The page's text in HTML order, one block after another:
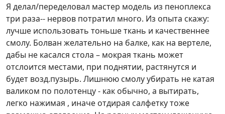
Я делал/переделовал мастер модель из пеноплекса
три раза-- нервов потратил много. Из опыта скажу:
лучше использовать тоньше ткань и качественнее
смолу. Болван желательно на балке, как на вертеле,
дабы не касался стола – мокрая ткань может
отслоится местами, при поднятии, растянутся и
будет возд.пузырь. Лишнюю смолу убирать не катая
валиком по полотенцу - как обычно, а вытирать,
легко нажимая , иначе отдирая салфетку тоже